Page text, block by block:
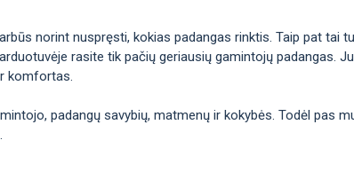
norint nuspręsti, kokias padangas rinktis. Taip pat tai
rasite tik pačių geriausių gamintojų padangas.
komfortas.
padangų savybių, matmenų ir kokybės. Todėl pas